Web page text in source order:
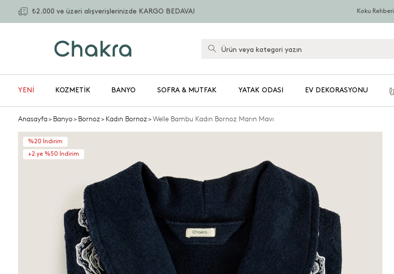
₺2.000 ve üzeri alışverişlerinizde KARGO BEDAVA! Koku Rehberi
YENİ KOZMETIK BANYO SOFRA & MUTFAK YATAK ODASI EV DEKORASYONU
Anasayfa>Banyo>Bornoz>Kadın Bornoz>Welle Bambu Kadın Bornoz Marın Mavı
%20 İndirim
+2.ye %50 İndirim